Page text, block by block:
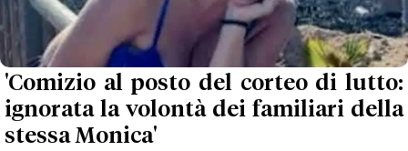
'Comizio al posto del corteo di lutto:
ignorata la volontà dei familiari della
stessa Monica'